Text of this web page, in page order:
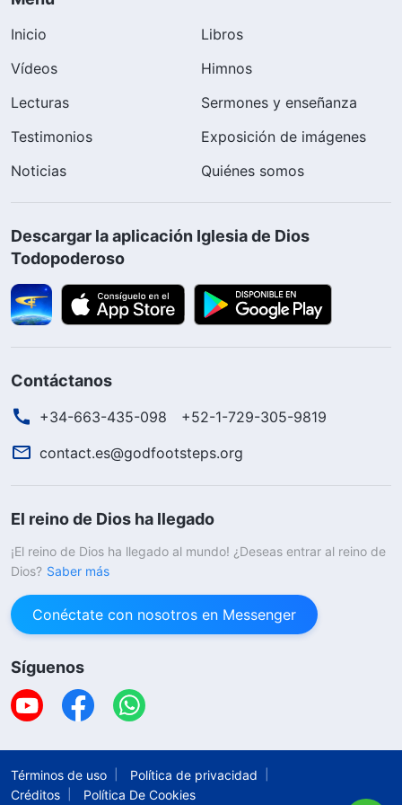
Inicio
Libros
Vídeos
Himnos
Lecturas
Sermones y enseñanza
Testimonios
Exposición de imágenes
Noticias
Quiénes somos
Descargar la aplicación Iglesia de Dios
Todopoderoso
Contáctanos
+34-663-435-098
+52-1-729-305-9819
contact.es@godfootsteps.org
El reino de Dios ha llegado
¡El reino de Dios ha llegado al mundo! ¿Deseas entrar al reino de
Dios? Saber más
Conéctate con nosotros en Messenger
Síguenos
Términos de uso
Política de privacidad
Créditos
Política De Cookies